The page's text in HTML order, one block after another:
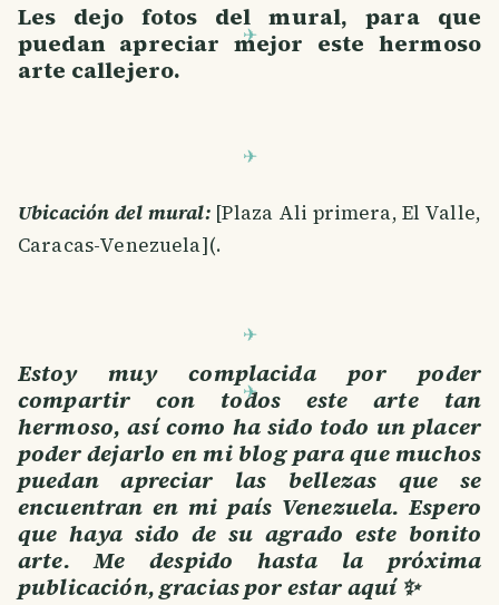
Les dejo fotos del mural, para que
puedan apreciar mejor este hermoso
arte callejero.
Ubicación del mural:[Plaza Ali primera, El Valle,
Caracas-Venezuela](.
Estoy muy complacida por poder
compartir con todos este arte tan
hermoso, así como ha sido todo un placer
poder dejarlo en mi blog para que muchos
puedan apreciar las bellezas que se
encuentran en mi país Venezuela. Espero
que haya sido de su agrado este bonito
arte. Me despido hasta la próxima
publicación, gracias por estar aquí ✨